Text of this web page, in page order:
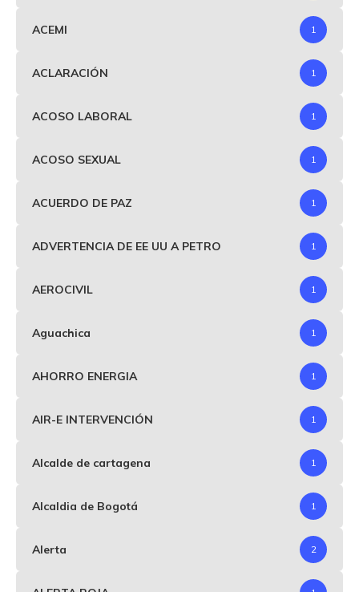
ACEMI 1
ACLARACIÓN 1
ACOSO LABORAL 1
ACOSO SEXUAL 1
ACUERDO DE PAZ 1
ADVERTENCIA DE EE UU A PETRO 1
AEROCIVIL 1
Aguachica 1
AHORRO ENERGIA 1
AIR-E INTERVENCIÓN 1
Alcalde de cartagena 1
Alcaldia de Bogotá 1
Alerta 2